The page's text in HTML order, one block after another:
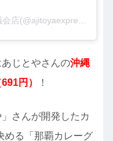
じとやさんの沖縄
円）
！
さんが開発したカ
める「那覇カレーグ